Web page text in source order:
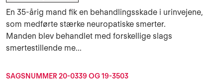
En 35-årig mand fik en behandlingsskade i urinvejene,
som medførte stærke neuropatiske smerter.
Manden blev behandlet med forskellige slags
smertestillende me...
SAGSNUMMER 20-0339 OG 19-3503